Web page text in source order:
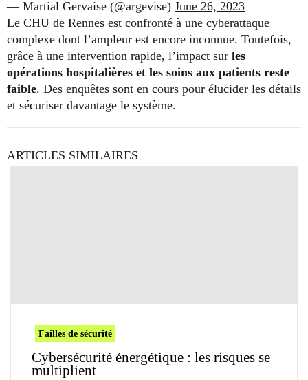
— Martial Gervaise (@argevise) June 26, 2023
Le CHU de Rennes est confronté à une cyberattaque
complexe dont l’ampleur est encore inconnue. Toutefois,
grâce à une intervention rapide, l’impact sur les
opérations hospitalières et les soins aux patients reste
faible. Des enquêtes sont en cours pour élucider les détails
et sécuriser davantage le système.
ARTICLES SIMILAIRES
Failles de sécurité
Cybersécurité énergétique : les risques se
multiplient